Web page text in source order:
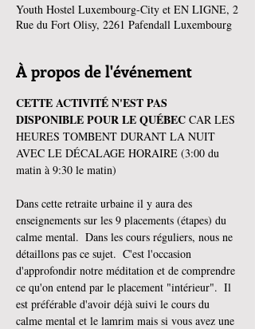
Youth Hostel Luxembourg-City et EN LIGNE, 2
Rue du Fort Olisy, 2261 Pafendall Luxembourg
À propos de l'événement
CETTE ACTIVITÉ N'EST PAS
DISPONIBLE POUR LE QUÉBEC CAR LES
HEURES TOMBENT DURANT LA NUIT
AVEC LE DÉCALAGE HORAIRE (3:00 du
matin à 9:30 le matin)
Dans cette retraite urbaine il y aura des
enseignements sur les 9 placements (étapes) du
calme mental.  Dans les cours réguliers, nous ne
détaillons pas ce sujet.  C'est l'occasion
d'approfondir notre méditation et de comprendre
ce qu'on entend par le placement "intérieur".  Il
est préférable d'avoir déjà suivi le cours du
calme mental et le lamrim mais si vous avez une